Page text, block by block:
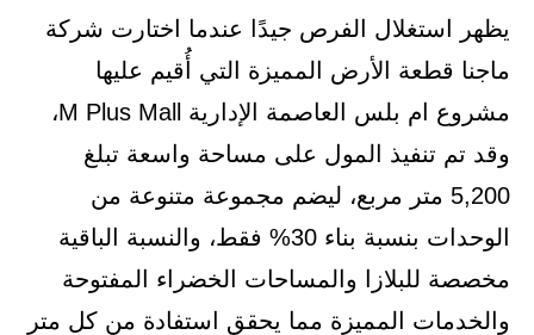
يظهر استغلال الفرص جيدًا عندما اختارت شركة
ماجنا قطعة الأرض المميزة التي أُقيم عليها
مشروع ام بلس العاصمة الإدارية M Plus Mall،
وقد تم تنفيذ المول على مساحة واسعة تبلغ
5,200 متر مربع، ليضم مجموعة متنوعة من
الوحدات بنسبة بناء 30% فقط، والنسبة الباقية
مخصصة للبلازا والمساحات الخضراء المفتوحة
والخدمات المميزة مما يحقق استفادة من كل متر